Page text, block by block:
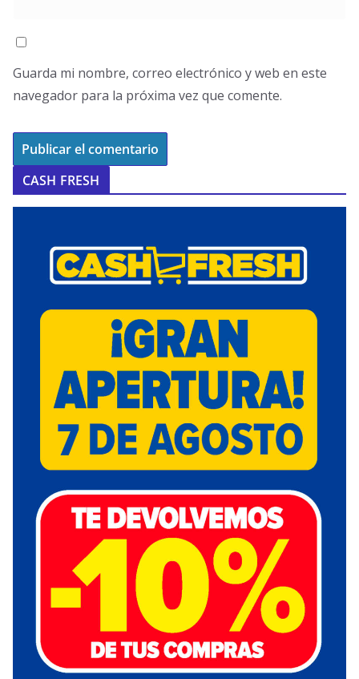
Guarda mi nombre, correo electrónico y web en este
navegador para la próxima vez que comente.
CASH FRESH